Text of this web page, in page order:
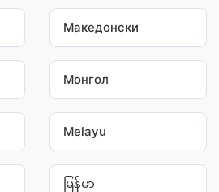
Македонски
Монгол
Melayu
မြန်မာ